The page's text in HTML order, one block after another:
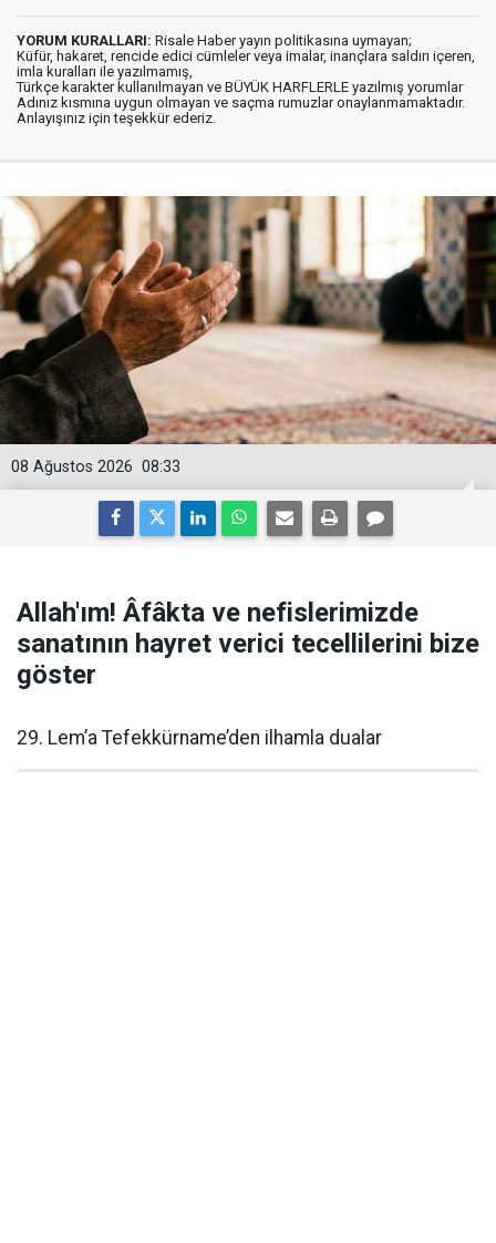
YORUM KURALLARI: Risale Haber yayın politikasına uymayan;
Küfür, hakaret, rencide edici cümleler veya imalar, inançlara saldırı içeren,
imla kuralları ile yazılmamış,
Türkçe karakter kullanılmayan ve BÜYÜK HARFLERLE yazılmış yorumlar
Adınız kısmına uygun olmayan ve saçma rumuzlar onaylanmamaktadır.
Anlayışınız için teşekkür ederiz.
08:33
08 Ağustos 2026
Allah'ım! Âfâkta ve nefislerimizde
sanatının hayret verici tecellilerini bize
göster
29. Lem’a Tefekkürname’den ilhamla dualar